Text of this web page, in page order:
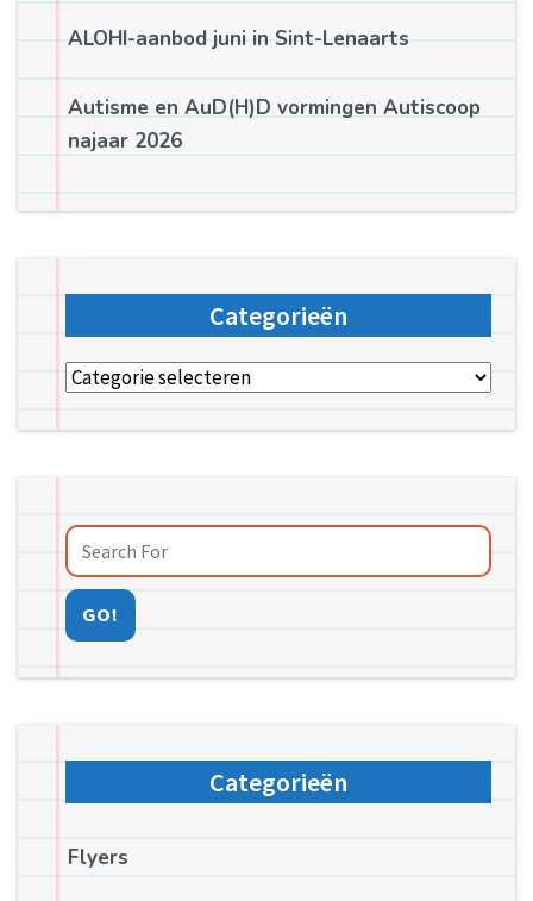
ALOHI-aanbod juni in Sint-Lenaarts
Autisme en AuD(H)D vormingen Autiscoop
najaar 2026
Categorieën
Categorieën
GO!
Categorieën
Flyers